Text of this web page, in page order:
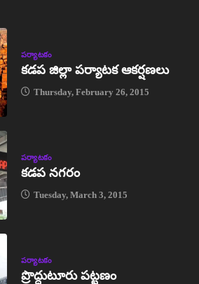
పర్యాటకం
కడప జిల్లా పర్యాటక ఆకర్షణలు
Thursday, February 26, 2015
పర్యాటకం
కడప నగరం
Tuesday, March 3, 2015
పర్యాటకం
ప్రొద్దుటూరు పట్టణం